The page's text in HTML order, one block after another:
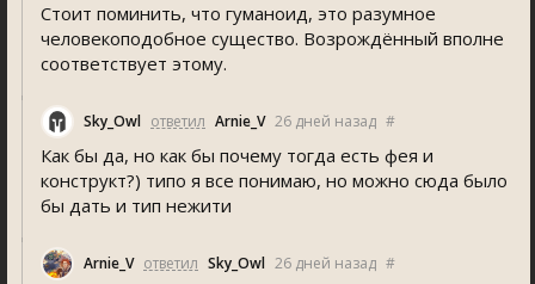
Стоит поминить, что гуманоид, это разумное
человекоподобное существо. Возрождённый вполне
соответствует этому.
Sky_Owl ответил Arnie_V 26 дней назад #
Как бы да, но как бы почему тогда есть фея и
конструкт?) типо я все понимаю, но можно сюда было
бы дать и тип нежити
Arnie_V ответил Sky_Owl 26 дней назад #